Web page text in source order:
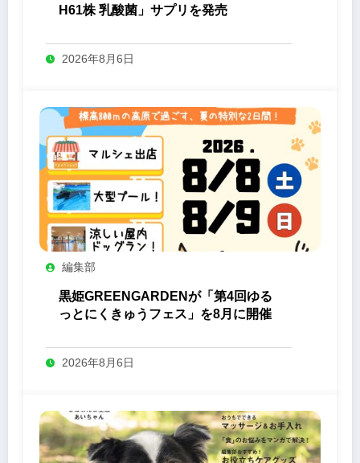
H61株 乳酸菌」サプリを発売
2026年8月6日
編集部
黒姫GREENGARDENが「第4回ゆる
っとにくきゅうフェス」を8月に開催
2026年8月6日